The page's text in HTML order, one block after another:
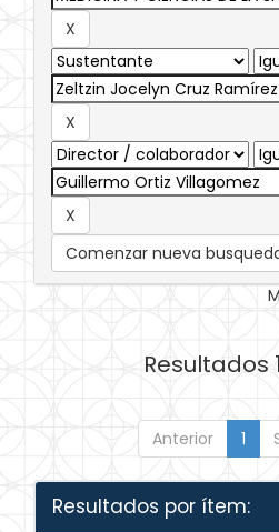
Comenzar nueva
Resultados
Anterior 1
Resultados por ítem: